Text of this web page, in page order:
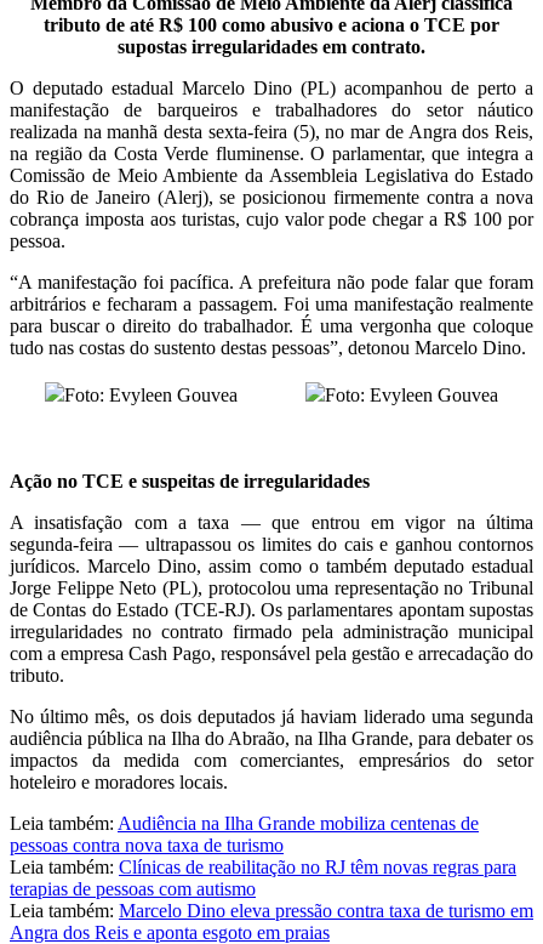
tributo de até R$ 100 como abusivo e aciona o TCE por
supostas irregularidades em contrato.
O deputado estadual Marcelo Dino (PL) acompanhou de perto a
manifestação de barqueiros e trabalhadores do setor náutico
realizada na manhã desta sexta-feira (5), no mar de Angra dos Reis,
na região da Costa Verde fluminense. O parlamentar, que integra a
Comissão de Meio Ambiente da Assembleia Legislativa do Estado
do Rio de Janeiro (Alerj), se posicionou firmemente contra a nova
cobrança imposta aos turistas, cujo valor pode chegar a R$ 100 por
pessoa.
“A manifestação foi pacífica. A prefeitura não pode falar que foram
arbitrários e fecharam a passagem. Foi uma manifestação realmente
para buscar o direito do trabalhador. É uma vergonha que coloque
tudo nas costas do sustento destas pessoas”, detonou Marcelo Dino.
Foto: Evyleen Gouvea Foto: Evyleen Gouvea
Ação no TCE e suspeitas de irregularidades
A insatisfação com a taxa — que entrou em vigor na última
segunda-feira — ultrapassou os limites do cais e ganhou contornos
jurídicos. Marcelo Dino, assim como o também deputado estadual
Jorge Felippe Neto (PL), protocolou uma representação no Tribunal
de Contas do Estado (TCE-RJ). Os parlamentares apontam supostas
irregularidades no contrato firmado pela administração municipal
com a empresa Cash Pago, responsável pela gestão e arrecadação do
tributo.
No último mês, os dois deputados já haviam liderado uma segunda
audiência pública na Ilha do Abraão, na Ilha Grande, para debater os
impactos da medida com comerciantes, empresários do setor
hoteleiro e moradores locais.
Leia também: Audiência na Ilha Grande mobiliza centenas de
pessoas contra nova taxa de turismo
Leia também: Clínicas de reabilitação no RJ têm novas regras para
terapias de pessoas com autismo
Leia também: Marcelo Dino eleva pressão contra taxa de turismo em
Angra dos Reis e aponta esgoto em praias